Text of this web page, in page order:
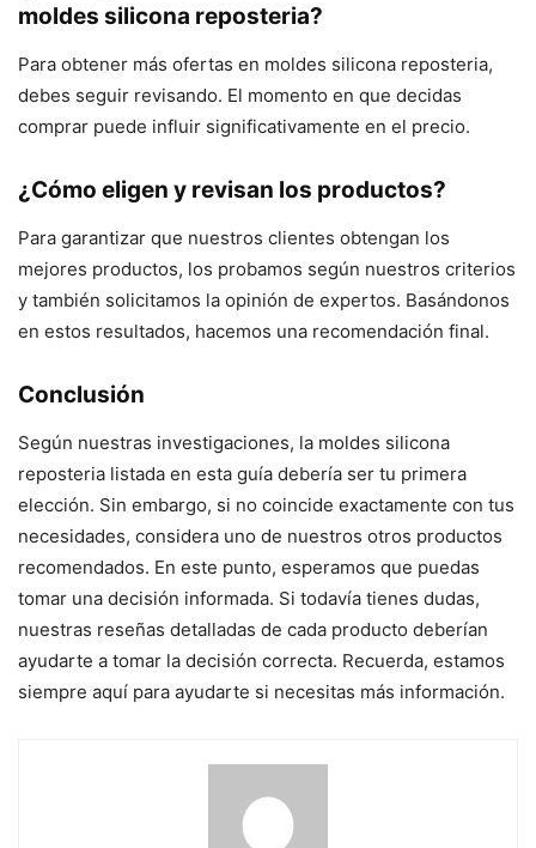
moldes silicona reposteria?
Para obtener más ofertas en moldes silicona reposteria,
debes seguir revisando. El momento en que decidas
comprar puede influir significativamente en el precio.
¿Cómo eligen y revisan los productos?
Para garantizar que nuestros clientes obtengan los
mejores productos, los probamos según nuestros criterios
y también solicitamos la opinión de expertos. Basándonos
en estos resultados, hacemos una recomendación final.
Conclusión
Según nuestras investigaciones, la moldes silicona
reposteria listada en esta guía debería ser tu primera
elección. Sin embargo, si no coincide exactamente con tus
necesidades, considera uno de nuestros otros productos
recomendados. En este punto, esperamos que puedas
tomar una decisión informada. Si todavía tienes dudas,
nuestras reseñas detalladas de cada producto deberían
ayudarte a tomar la decisión correcta. Recuerda, estamos
siempre aquí para ayudarte si necesitas más información.